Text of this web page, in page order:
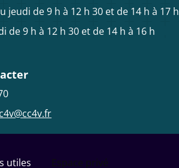
jeudi de 9 h à 12 h 30 et de 14 h à 17 h
de 9 h à 12 h 30 et de 14 h à 16 h
utiles Espace privé